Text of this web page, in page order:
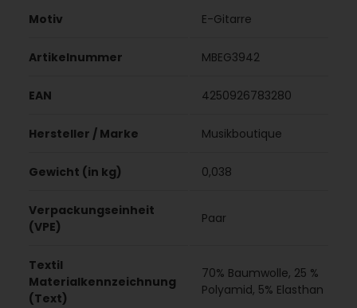
Motiv E-Gitarre
Artikelnummer MBEG3942
EAN 4250926783280
Hersteller / Marke Musikboutique
Gewicht (in kg) 0,038
Verpackungseinheit
(VPE)
Paar
Textil
Materialkennzeichnung
(Text)
70% Baumwolle, 25 %
Polyamid, 5% Elasthan